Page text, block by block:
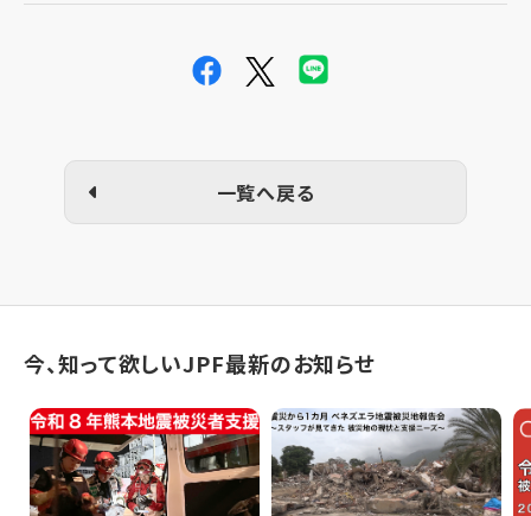
一覧へ戻る
今、知って欲しいJPF最新のお知らせ